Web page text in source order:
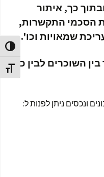
מתג
כך, איתור
הסכמי התקשרות,
שמאויות וכו'.
השוכרים לבין כלל
ונכסים ניתן לפנות ל: